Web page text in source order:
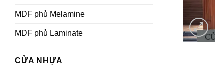
MDF phủ Melamine
MDF phủ Laminate
CỬA NHỰA